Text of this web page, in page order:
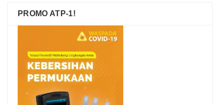
PROMO ATP-1!